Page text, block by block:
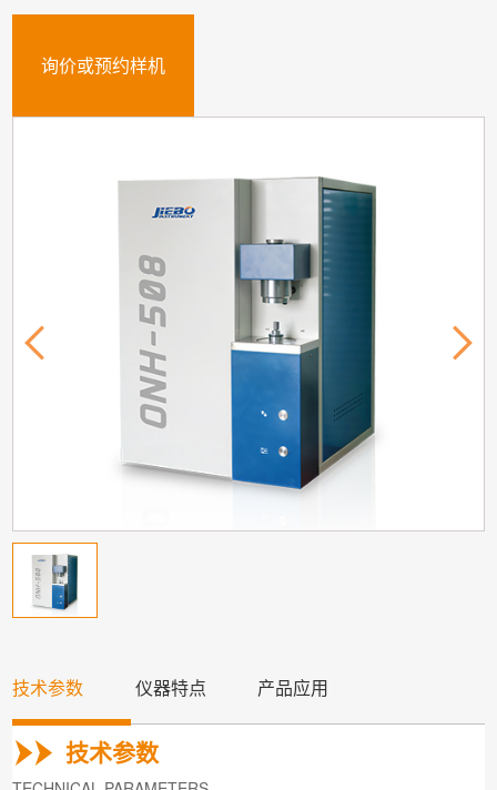
询价或预约样机
技术参数 仪器特点 产品应用
技术参数